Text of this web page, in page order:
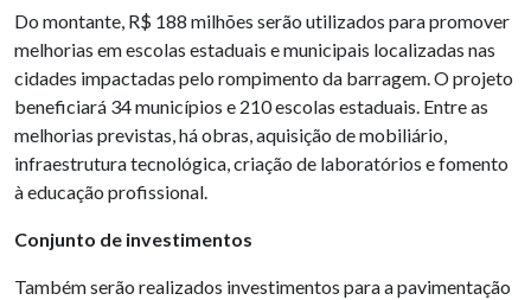
Do montante, R$ 188 milhões serão utilizados para promover
melhorias em escolas estaduais e municipais localizadas nas
cidades impactadas pelo rompimento da barragem. O projeto
beneficiará 34 municípios e 210 escolas estaduais. Entre as
melhorias previstas, há obras, aquisição de mobiliário,
infraestrutura tecnológica, criação de laboratórios e fomento
à educação profissional.
Conjunto de investimentos
Também serão realizados investimentos para a pavimentação